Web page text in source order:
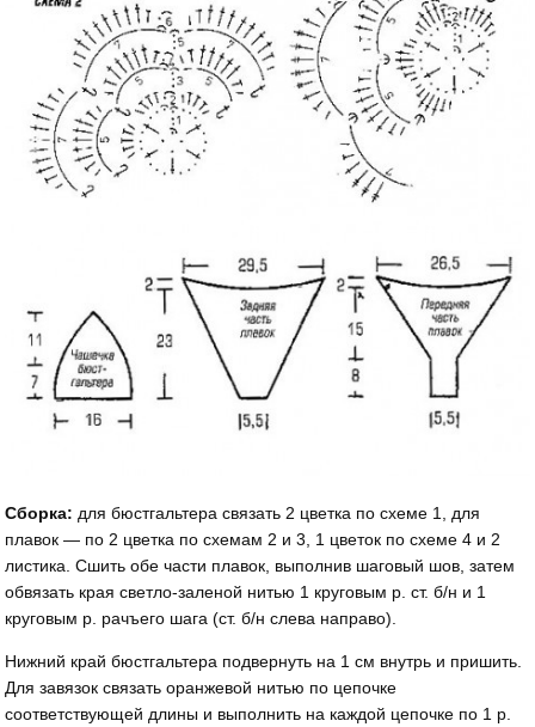
Сборка: для бюстгальтера связать 2 цветка по схеме 1, для
плавок — по 2 цветка по схемам 2 и 3, 1 цветок по схеме 4 и 2
листика. Сшить обе части плавок, выполнив шаговый шов, затем
обвязать края светло-заленой нитью 1 круговым р. ст. б/н и 1
круговым р. рачъего шага (ст. б/н слева направо).
Нижний край бюстгальтера подвернуть на 1 см внутрь и пришить.
Для завязок связать оранжевой нитью по цепочке
соответствующей длины и выполнить на каждой цепочке по 1 р.